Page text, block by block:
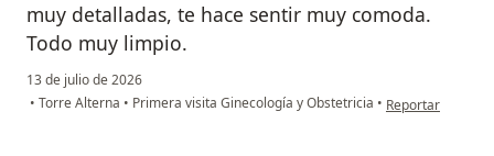
muy detalladas, te hace sentir muy comoda.
Todo muy limpio.
13 de julio de 2026
• Torre Alterna • Primera visita Ginecología y Obstetricia • en opinión del
Reportar